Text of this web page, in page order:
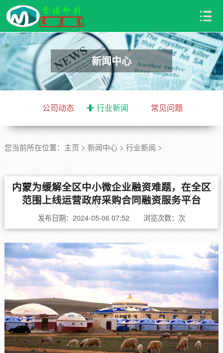
新闻中心
公司动态 行业新闻 常见问题
您当前所在位置： 主页 > 新闻中心> 行业新闻 >
内蒙为缓解全区中小微企业融资难题，在全区
范围上线运营政府采购合同融资服务平台
发布日期：2024-05-06 07:52 浏览次数： 次